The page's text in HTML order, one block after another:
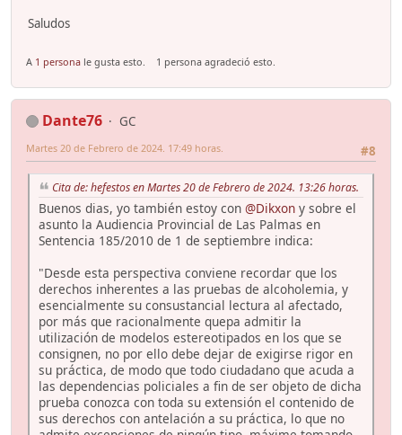
Saludos
A 1 persona le gusta esto. 1 persona agradeció esto.
Dante76
GC
#8
Martes 20 de Febrero de 2024. 17:49 horas.
Cita de: hefestos en Martes 20 de Febrero de 2024. 13:26 horas.
Buenos dias, yo también estoy con @Dikxon y sobre el
asunto la Audiencia Provincial de Las Palmas en
Sentencia 185/2010 de 1 de septiembre indica:
"Desde esta perspectiva conviene recordar que los
derechos inherentes a las pruebas de alcoholemia, y
esencialmente su consustancial lectura al afectado,
por más que racionalmente quepa admitir la
utilización de modelos estereotipados en los que se
consignen, no por ello debe dejar de exigirse rigor en
su práctica, de modo que todo ciudadano que acuda a
las dependencias policiales a fin de ser objeto de dicha
prueba conozca con toda su extensión el contenido de
sus derechos con antelación a su práctica, lo que no